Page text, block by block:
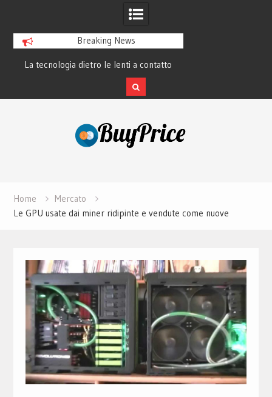
Breaking News
La tecnologia dietro le lenti a contatto
smart e il futuro visivo
Home
Mercato
Le GPU usate dai miner ridipinte e vendute come nuove